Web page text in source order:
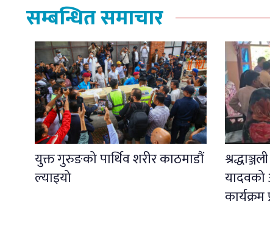
सम्बन्धित समाचार
युक्त गुरुङको पार्थिव शरीर काठमाडौं
ल्याइयो
यादवको
कार्यक्रम